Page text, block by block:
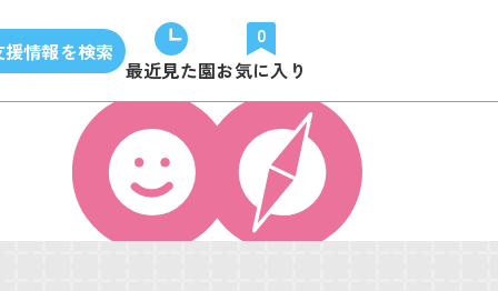
情報を検索
最近見た園
0
お気に入り